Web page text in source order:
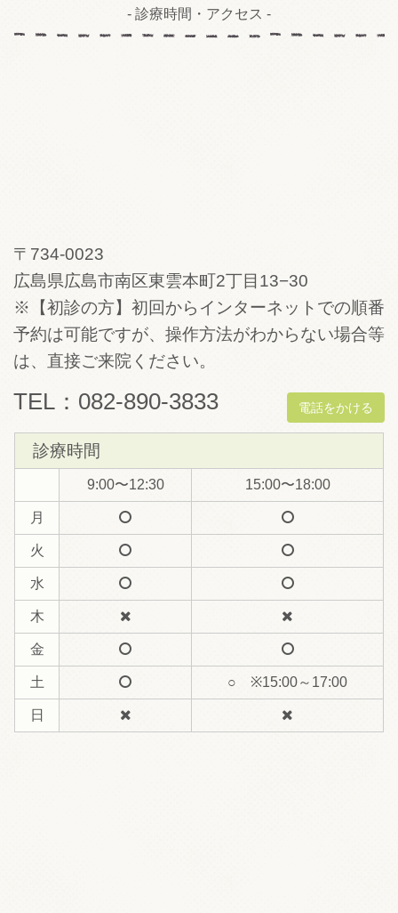
- 診療時間・アクセス -
〒734-0023
広島県広島市南区東雲本町2丁目13−30
※【初診の方】初回からインターネットでの順番
予約は可能ですが、操作方法がわからない場合等
は、直接ご来院ください。
TEL：082-890-3833 電話をかける
診療時間
9:00〜12:30 15:00〜18:00
月
火
水
木
金
土 ○ ※15:00～17:00
日